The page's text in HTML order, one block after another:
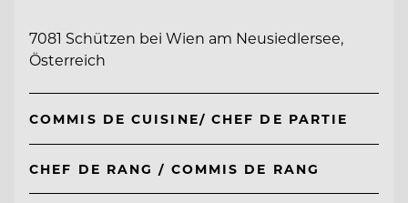
7081 Schützen bei Wien am Neusiedlersee,
Österreich
COMMIS DE CUISINE/ CHEF DE PARTIE
CHEF DE RANG / COMMIS DE RANG